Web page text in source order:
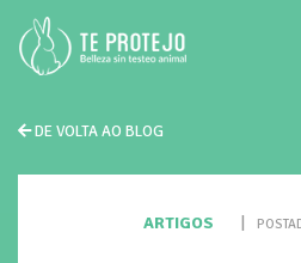
DE VOLTA AO BLOG
ARTIGOS